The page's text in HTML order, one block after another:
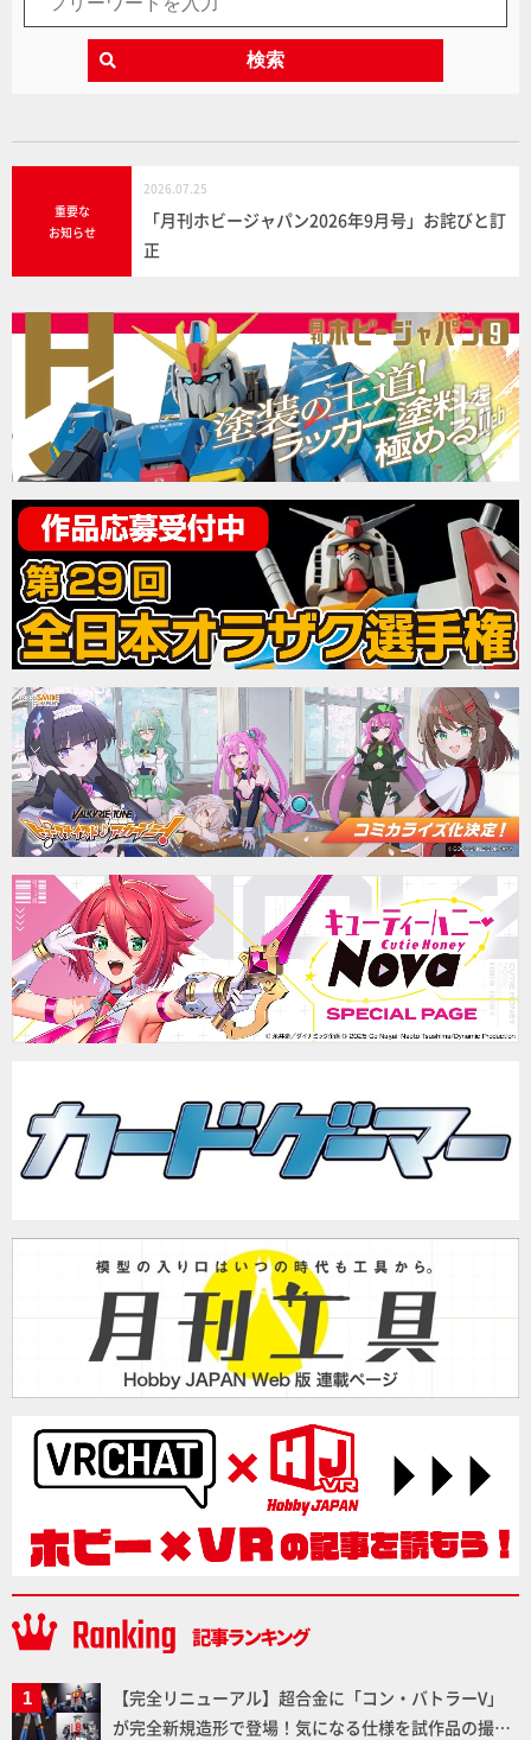
検索
重要な
お知らせ
2026.07.25
「月刊ホビージャパン2026年9月号」お詫びと訂
正
【完全リニューアル】超合金に「コン・バトラーV」
が完全新規造形で登場！気になる仕様を試作品の撮り